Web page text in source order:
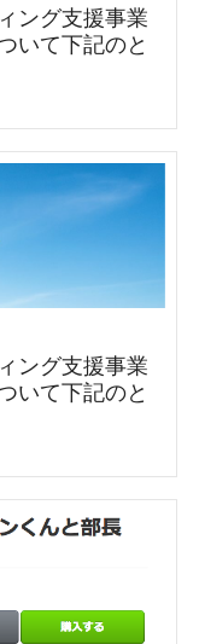
ング支援事業
いて下記のと
ング支援事業
いて下記のと